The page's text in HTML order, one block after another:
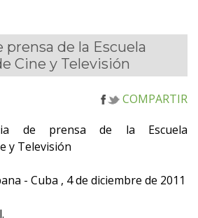
de la Escuela
Cine y Televisión
COMPARTIR
de prensa de la Escuela
y Televisión
- Cuba , 4 de diciembre de 2011